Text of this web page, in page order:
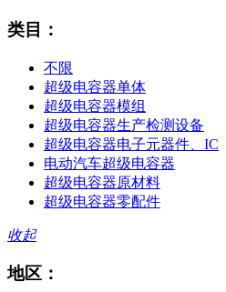
类目：
不限
超级电容器单体
超级电容器模组
超级电容器生产检测设备
超级电容器电子元器件、IC
电动汽车超级电容器
超级电容器原材料
超级电容器零配件
收起
地区：